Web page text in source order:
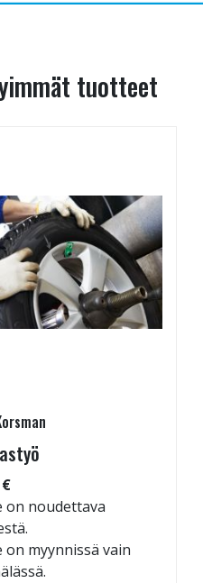
tuotteet
on noudettava
on myynnissä vain